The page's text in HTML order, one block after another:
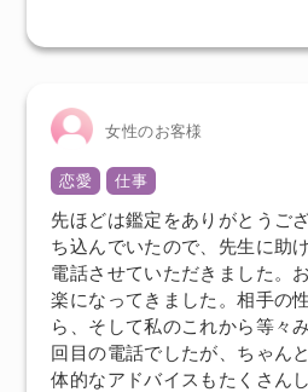
女性のお客様
恋愛 仕事
先ほどは鑑定をありがとうご
ち込んでいたので、先生に助
電話させていただきました。
楽になってきました。相手の
ら、そして私のこれから等々
回目の電話でしたが、ちゃん
体的なアドバイスもたくさん